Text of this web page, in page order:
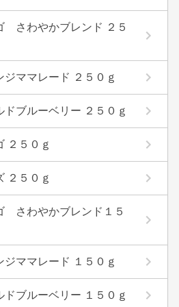
さわやかブレンド ２５
ママレード ２５０ｇ
ブルーベリー ２５０ｇ
２５０ｇ
２５０ｇ
さわやかブレンド１５
ママレード １５０ｇ
ブルーベリー １５０ｇ